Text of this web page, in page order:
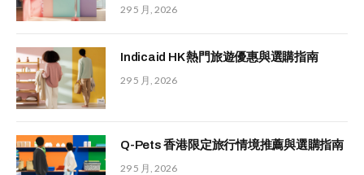
29 5 月, 2026
Indicaid HK 熱門旅遊優惠與選購指南
29 5 月, 2026
Q-Pets 香港限定旅行情境推薦與選購指南
29 5 月, 2026